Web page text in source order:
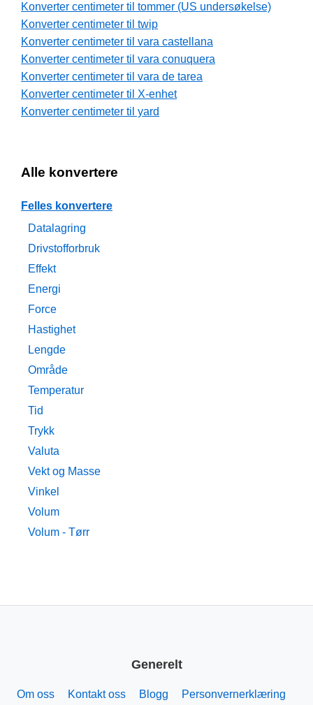
Konverter centimeter til tommer (US undersøkelse)
Konverter centimeter til twip
Konverter centimeter til vara castellana
Konverter centimeter til vara conuquera
Konverter centimeter til vara de tarea
Konverter centimeter til X-enhet
Konverter centimeter til yard
Alle konvertere
Felles konvertere
Datalagring
Drivstofforbruk
Effekt
Energi
Force
Hastighet
Lengde
Område
Temperatur
Tid
Trykk
Valuta
Vekt og Masse
Vinkel
Volum
Volum - Tørr
Generelt
Om oss Kontakt oss Blogg Personvernerklæring